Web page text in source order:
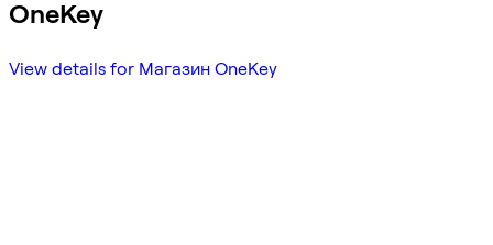
OneKey
View details for Магазин OneKey